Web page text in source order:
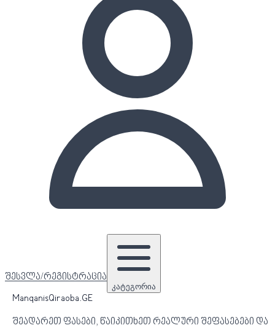
შესვლა/რეგისტრაცია
კატეგორია
ManqanisQiraoba.GE
შეადარეთ ფასები, წაიკითხეთ რეალური შეფასებები და